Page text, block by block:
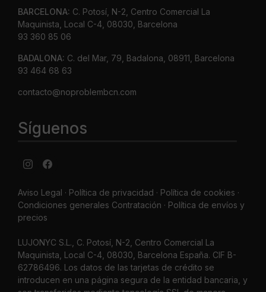
BARCELONA: C. Potosí, N-2, Centro Comercial La
Maquinista, Local C-4, 08030, Barcelona
93 360 85 06
BADALONA: C. del Mar, 79, Badalona, 08911, Barcelona
93 464 68 63
contacto@noproblembcn.com
Síguenos
Aviso Legal · Política de privacidad · Política de cookies ·
Condiciones generales Contratación · Política de envíos y
precios
LUJONYC S.L., C. Potosí, N-2, Centro Comercial La
Maquinista, Local C-4, 08030, Barcelona España. CIF B-
62786496. Los datos de las tarjetas de crédito se
introducen en una página segura de la entidad bancaria, y